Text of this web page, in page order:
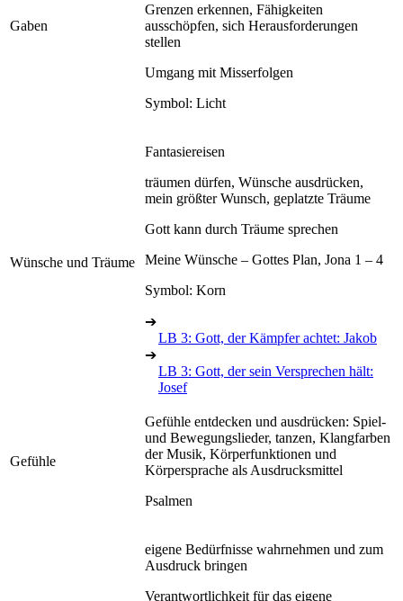
Gaben
Grenzen erkennen, Fähigkeiten
ausschöpfen, sich Herausforderungen
stellen
Umgang mit Misserfolgen
Symbol: Licht
Wünsche und Träume
Fantasiereisen
träumen dürfen, Wünsche ausdrücken,
mein größter Wunsch, geplatzte Träume
Gott kann durch Träume sprechen
Meine Wünsche – Gottes Plan, Jona 1 – 4
Symbol: Korn
➔
LB 3: Gott, der Kämpfer achtet: Jakob
➔
LB 3: Gott, der sein Versprechen hält:
Josef
Gefühle
Gefühle entdecken und ausdrücken: Spiel-
und Bewegungslieder, tanzen, Klangfarben
der Musik, Körperfunktionen und
Körpersprache als Ausdrucksmittel
Psalmen
eigene Bedürfnisse wahrnehmen und zum
Ausdruck bringen
Verantwortlichkeit für das eigene